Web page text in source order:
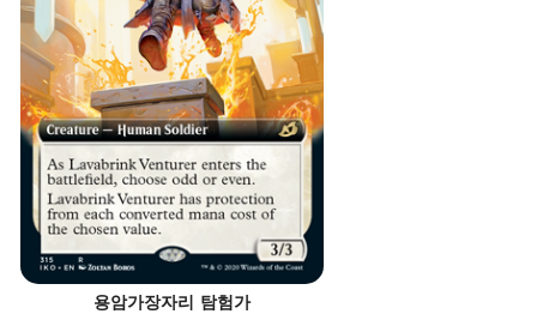
용암가장자리 탐험가